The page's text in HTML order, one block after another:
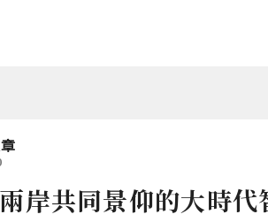
岸共同景仰的大時